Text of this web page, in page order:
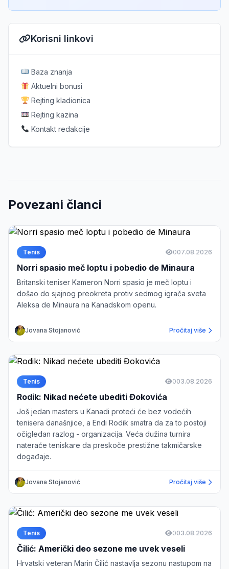
Korisni linkovi
Baza znanja
Aktuelni bonusi
Rejting kladionica
Rejting kazina
Kontakt redakcije
Povezani članci
Tenis 007.08.2026
Norri spasio meč loptu i pobedio de Minaura
Britanski teniser Kameron Norri spasio je meč loptu i
došao do sjajnog preokreta protiv sedmog igrača sveta
Aleksa de Minaura na Kanadskom openu.
Jovana Stojanović Pročitaj više
Tenis 003.08.2026
Rodik: Nikad nećete ubediti Đokovića
Još jedan masters u Kanadi proteći će bez vodećih
tenisera današnjice, a Endi Rodik smatra da za to postoji
očigledan razlog - organizacija. Veća dužina turnira
nateraće teniskare da preskoče prestižne takmičarske
događaje.
Jovana Stojanović Pročitaj više
Tenis 003.08.2026
Čilić: Američki deo sezone me uvek veseli
Hrvatski veteran Marin Čilić nastavlja sezonu nastupom na